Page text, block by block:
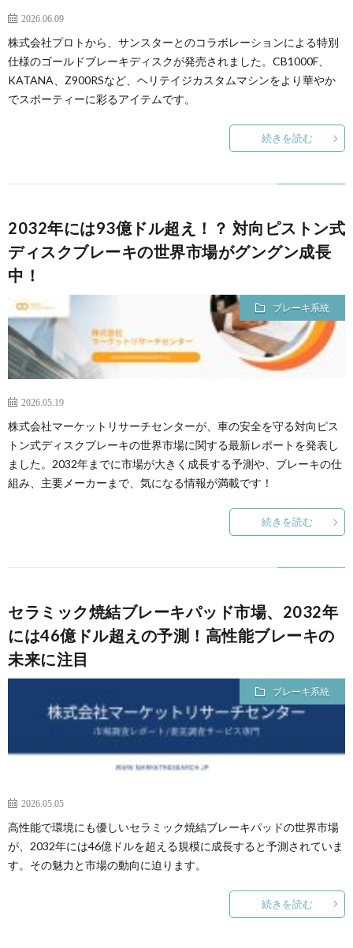
2026.06.09
株式会社プロトから、サンスターとのコラボレーションによる特別
仕様のゴールドブレーキディスクが発売されました。CB1000F、
KATANA、Z900RSなど、ヘリテイジカスタムマシンをより華やか
でスポーティーに彩るアイテムです。
続きを読む
2032年には93億ドル超え！？ 対向ピストン式
ディスクブレーキの世界市場がグングン成長
中！
ブレーキ系統
2026.05.19
株式会社マーケットリサーチセンターが、車の安全を守る対向ピス
トン式ディスクブレーキの世界市場に関する最新レポートを発表し
ました。2032年までに市場が大きく成長する予測や、ブレーキの仕
組み、主要メーカーまで、気になる情報が満載です！
続きを読む
セラミック焼結ブレーキパッド市場、2032年
には46億ドル超えの予測！高性能ブレーキの
未来に注目
ブレーキ系統
2026.05.05
高性能で環境にも優しいセラミック焼結ブレーキパッドの世界市場
が、2032年には46億ドルを超える規模に成長すると予測されていま
す。その魅力と市場の動向に迫ります。
続きを読む